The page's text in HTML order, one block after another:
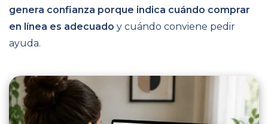
genera confianza porque indica cuándo comprar
en línea es adecuado y cuándo conviene pedir
ayuda.